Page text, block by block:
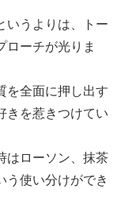
いうよりは、トー
ローチが光りま
を全面に押し出す
きを惹きつけてい
はローソン、抹茶
う使い分けができ